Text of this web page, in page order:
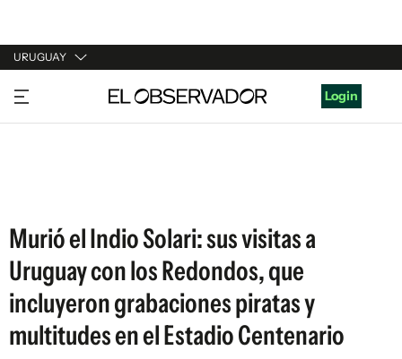
URUGUAY
URUGUAY
ARGENTINA
Login
Murió el Indio Solari: sus visitas a
Uruguay con los Redondos, que
incluyeron grabaciones piratas y
multitudes en el Estadio Centenario